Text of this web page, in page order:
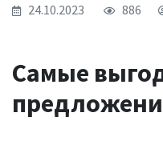
24.10.2023 886
Самые